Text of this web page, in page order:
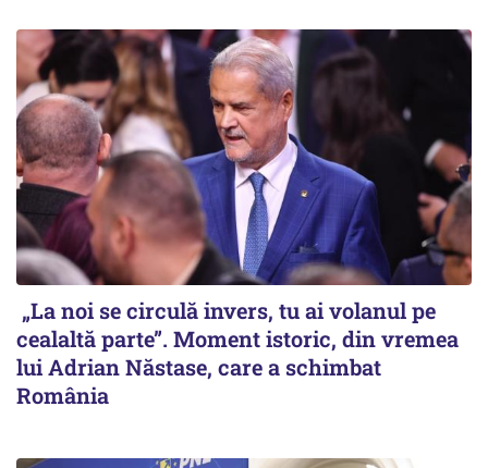
„La noi se circulă invers, tu ai volanul pe
cealaltă parte”. Moment istoric, din vremea
lui Adrian Năstase, care a schimbat
România